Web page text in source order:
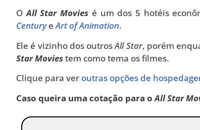
OAll Star Movies é um dos 5 hotéis
CenturyeArt of Animation.
Ele é vizinho dos outrosAll Star, porém
Star Moviestem como tema os filmes.
Clique para ver outras opções de
Caso queira uma cotação para oAll Star